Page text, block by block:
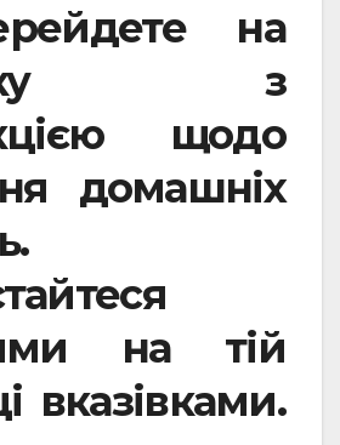
на
з
щодо
домашніх
на тій
вказівками.